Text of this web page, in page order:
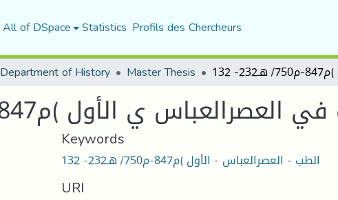
All of DSpace Statistics Profils des Chercheurs
Department of History Master Thesis 132
ي الأول )م847-م750/ هـ232- 132
Keywords
الطب - العصرالعباس - الأول )م847-م750/ هـ232- 132
URI